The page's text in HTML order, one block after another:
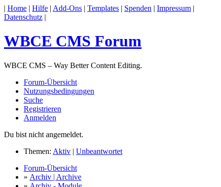
| Home | Hilfe | Add-Ons | Templates | Spenden | Impressum |
Datenschutz |
WBCE CMS Forum
WBCE CMS – Way Better Content Editing.
Forum-Übersicht
Nutzungsbedingungen
Suche
Registrieren
Anmelden
Du bist nicht angemeldet.
Themen: Aktiv | Unbeantwortet
Forum-Übersicht
» Archiv | Archive